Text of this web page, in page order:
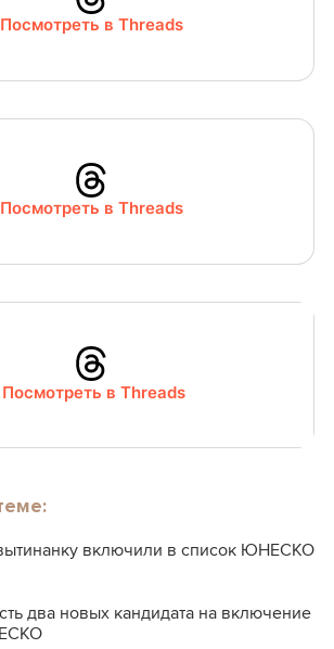
Посмотреть в Threads
Посмотреть в Threads
Посмотреть в Threads
включили в список ЮНЕСКО
два новых кандидата на включение